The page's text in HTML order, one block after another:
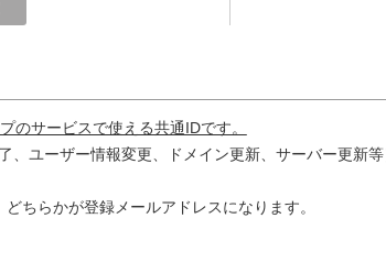
のサービスで使える共通IDです。
、ユーザー情報変更、ドメイン更新、サーバー更新
ちらかが登録メールアドレスになります。